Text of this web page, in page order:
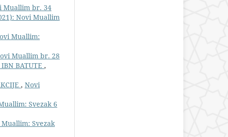
Muallim br. 34
Novi Muallim
Muallim:
Muallim br. 28
BATUTE ,
, Novi
Svezak 6
Svezak